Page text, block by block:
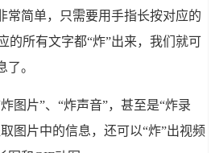
常简单，只需要用手指长按对应的
的所有文字都“炸”出来，我们就可
了。
图片”、“炸声音”，甚至是“炸录
图片中的信息，还可以“炸”出视频